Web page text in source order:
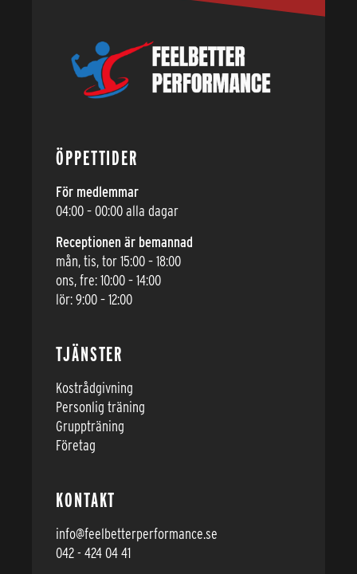
ÖPPETTIDER
För medlemmar
04:00 – 00:00 alla dagar
Receptionen är bemannad
mån, tis, tor 15:00 – 18:00
ons, fre: 10:00 – 14:00
lör: 9:00 – 12:00
TJÄNSTER
Kostrådgivning
Personlig träning
Gruppträning
Företag
KONTAKT
info@feelbetterperformance.se
042 - 424 04 41